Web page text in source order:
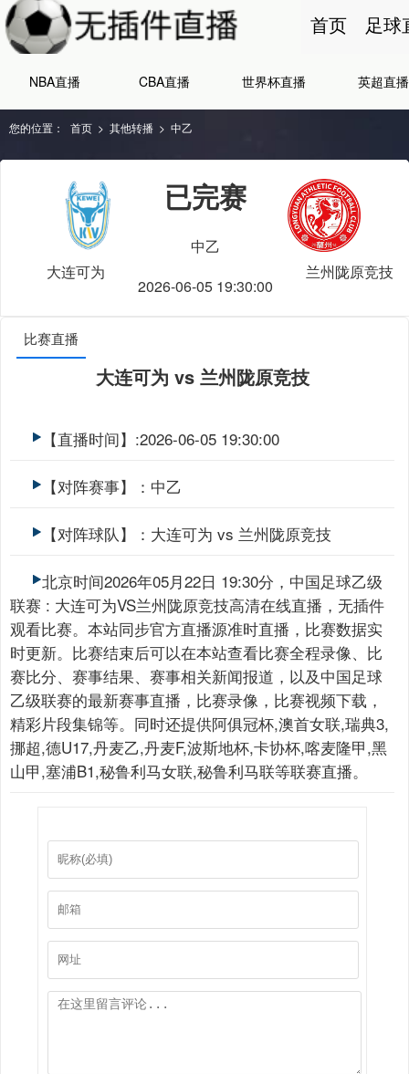
首页 足球
NBA直播 CBA直播 世界杯直播 英超直播
您的位置： 首页 > 其他转播 > 中乙
大连可为
已完赛
中乙
2026-06-05 19:30:00
兰州陇原竞技
比赛直播
大连可为 vs 兰州陇原竞技
【直播时间】:2026-06-05 19:30:00
【对阵赛事】：中乙
【对阵球队】：大连可为 vs 兰州陇原竞技
北京时间2026年05月22日 19:30分，中国足球乙级
联赛 : 大连可为VS兰州陇原竞技高清在线直播，无插件
观看比赛。本站同步官方直播源准时直播，比赛数据实
时更新。比赛结束后可以在本站查看比赛全程录像、比
赛比分、赛事结果、赛事相关新闻报道，以及中国足球
乙级联赛的最新赛事直播，比赛录像，比赛视频下载，
精彩片段集锦等。同时还提供阿俱冠杯,澳首女联,瑞典3,
挪超,德U17,丹麦乙,丹麦F,波斯地杯,卡协杯,喀麦隆甲,黑
山甲,塞浦B1,秘鲁利马女联,秘鲁利马联等联赛直播。